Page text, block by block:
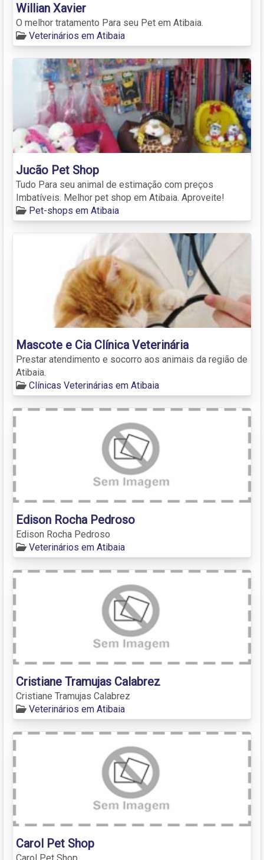
Willian Xavier
O melhor tratamento Para seu Pet em Atibaia.
Veterinários em Atibaia
Jucão Pet Shop
Tudo Para seu animal de estimação com preços
Imbatíveis. Melhor pet shop em Atibaia. Aproveite!
Pet-shops em Atibaia
Mascote e Cia Clínica Veterinária
Prestar atendimento e socorro aos animais da região de
Atibaia.
Clínicas Veterinárias em Atibaia
Edison Rocha Pedroso
Edison Rocha Pedroso
Veterinários em Atibaia
Cristiane Tramujas Calabrez
Cristiane Tramujas Calabrez
Veterinários em Atibaia
Carol Pet Shop
Carol Pet Shop